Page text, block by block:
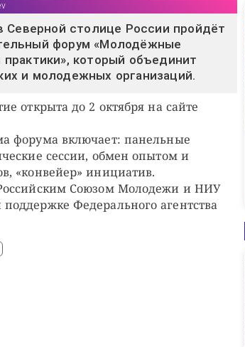
Северной столице России пройдёт
форум «Молодёжные
который объединит
и молодежных организаций.
открыта до 2 октября на сайте
форума включает: панельные
сессии, обмен опытом и
«конвейер» инициатив.
Союзом Молодежи и НИУ
Федерального агентства